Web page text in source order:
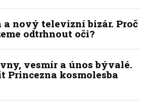
nový televizní bizár. Proč
odtrhnout oči?
vesmír a únos bývalé.
kosmolesba